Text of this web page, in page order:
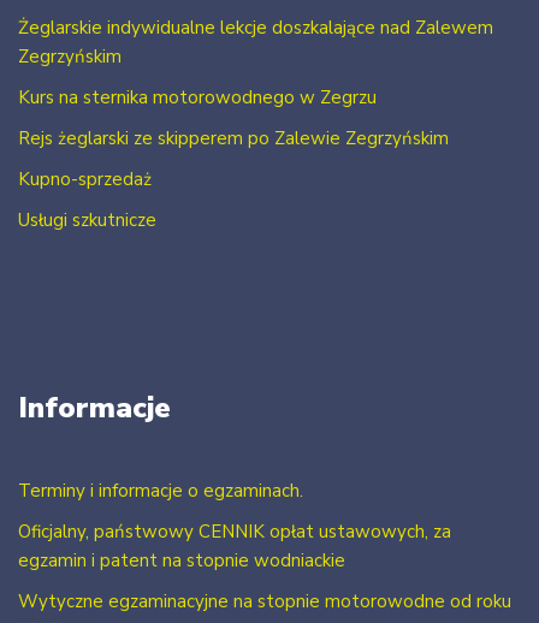
Żeglarskie indywidualne lekcje doszkalające nad Zalewem
Zegrzyńskim
Kurs na sternika motorowodnego w Zegrzu
Rejs żeglarski ze skipperem po Zalewie Zegrzyńskim
Kupno-sprzedaż
Usługi szkutnicze
Informacje
Terminy i informacje o egzaminach.
Oficjalny, państwowy CENNIK opłat ustawowych, za
egzamin i patent na stopnie wodniackie
Wytyczne egzaminacyjne na stopnie motorowodne od roku